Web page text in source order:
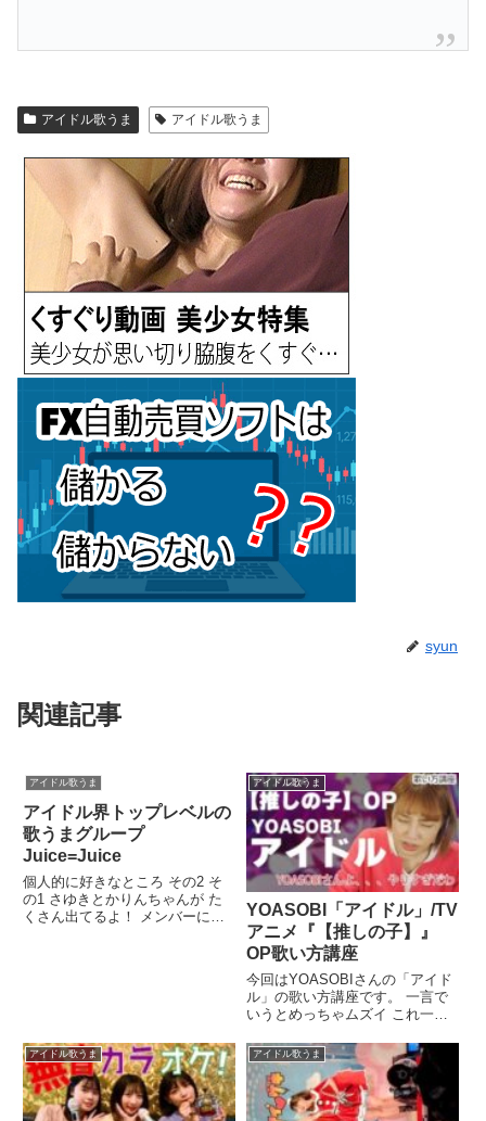
アイドル歌うま アイドル歌うま
syun
関連記事
アイドル歌うま
アイドル界トップレベルの
歌うまグループ
Juice=Juice
個人的に好きなところ その2 そ
の1 さゆきとかりんちゃんが た
くさん出てるよ！ メンバーに偏
アイドル歌うま
YOASOBI「アイドル」/TV
アニメ『【推しの子】』
OP歌い方講座
今回はYOASOBIさんの「アイド
ル」の歌い方講座です。 一言で
いうとめっちゃムズイ これ一曲
関連ツイート
アイドル歌うま アイドル歌うま